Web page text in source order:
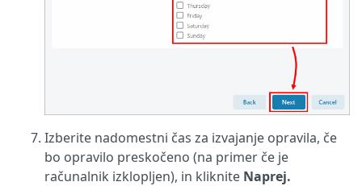
Izberite nadomestni čas za izvajanje opravila, če
bo opravilo preskočeno (na primer če je
računalnik izklopljen), in kliknite Naprej.